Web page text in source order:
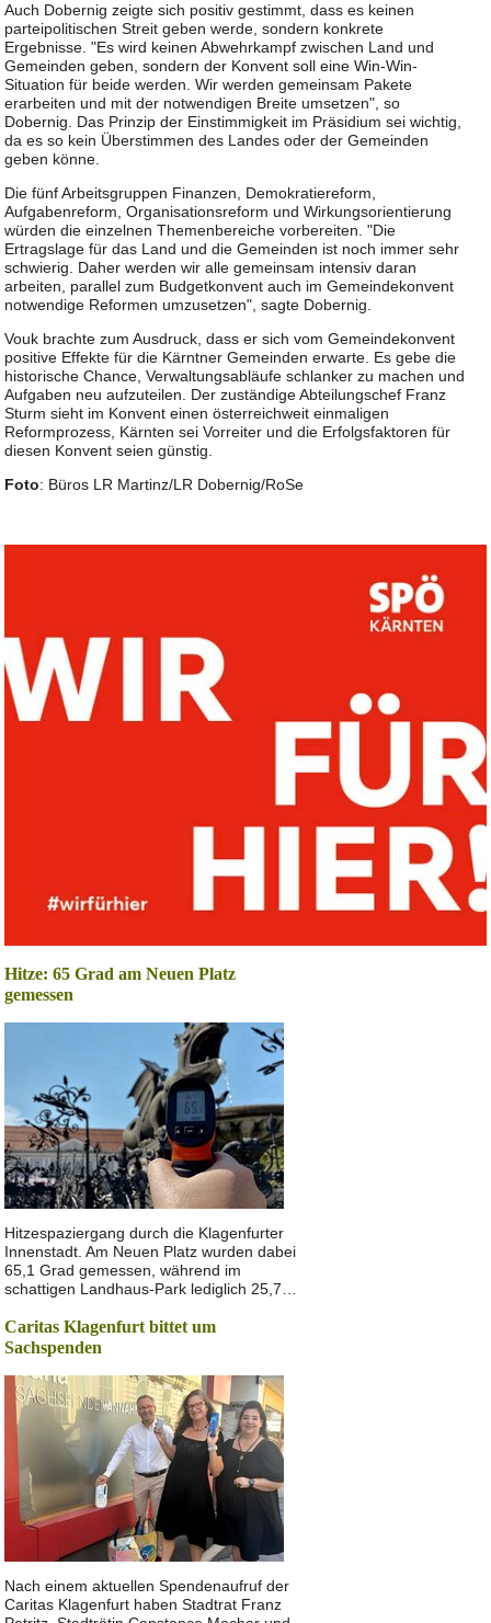
Auch Dobernig zeigte sich positiv gestimmt, dass es keinen
parteipolitischen Streit geben werde, sondern konkrete
Ergebnisse. "Es wird keinen Abwehrkampf zwischen Land und
Gemeinden geben, sondern der Konvent soll eine Win-Win-
Situation für beide werden. Wir werden gemeinsam Pakete
erarbeiten und mit der notwendigen Breite umsetzen", so
Dobernig. Das Prinzip der Einstimmigkeit im Präsidium sei wichtig,
da es so kein Überstimmen des Landes oder der Gemeinden
geben könne.
Die fünf Arbeitsgruppen Finanzen, Demokratiereform,
Aufgabenreform, Organisationsreform und Wirkungsorientierung
würden die einzelnen Themenbereiche vorbereiten. "Die
Ertragslage für das Land und die Gemeinden ist noch immer sehr
schwierig. Daher werden wir alle gemeinsam intensiv daran
arbeiten, parallel zum Budgetkonvent auch im Gemeindekonvent
notwendige Reformen umzusetzen", sagte Dobernig.
Vouk brachte zum Ausdruck, dass er sich vom Gemeindekonvent
positive Effekte für die Kärntner Gemeinden erwarte. Es gebe die
historische Chance, Verwaltungsabläufe schlanker zu machen und
Aufgaben neu aufzuteilen. Der zuständige Abteilungschef Franz
Sturm sieht im Konvent einen österreichweit einmaligen
Reformprozess, Kärnten sei Vorreiter und die Erfolgsfaktoren für
diesen Konvent seien günstig.
Foto: Büros LR Martinz/LR Dobernig/RoSe
Hitze: 65 Grad am Neuen Platz
gemessen
Hitzespaziergang durch die Klagenfurter
Innenstadt. Am Neuen Platz wurden dabei
65,1 Grad gemessen, während im
schattigen Landhaus-Park lediglich 25,7…
Caritas Klagenfurt bittet um
Sachspenden
Nach einem aktuellen Spendenaufruf der
Caritas Klagenfurt haben Stadtrat Franz